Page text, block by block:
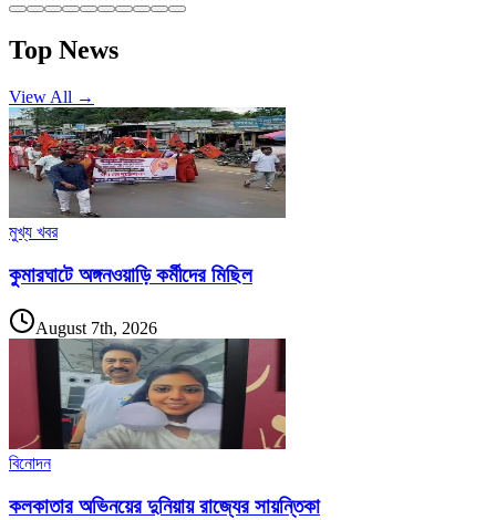
Top News
View All →
মুখ্য খবর
কুমারঘাটে অঙ্গনওয়াড়ি কর্মীদের মিছিল
August 7th, 2026
বিনোদন
কলকাতার অভিনয়ের দুনিয়ায় রাজ্যের সায়ন্তিকা